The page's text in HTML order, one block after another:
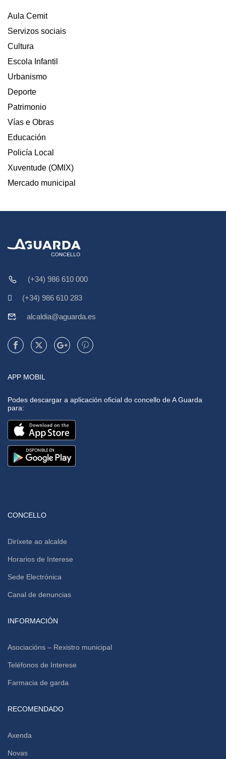
Aula Cemit
Servizos sociais
Cultura
Escola Infantil
Urbanismo
Deporte
Patrimonio
Vías e Obras
Educación
Policía Local
Xuventude (OMIX)
Mercado municipal
(+34) 986 610 000
(+34) 986 610 283
alcaldia@aguarda.es
APP MOBIL
Podes descargar a aplicación oficial do concello de A Guarda
para:
CONCELLO
Diríxete ao alcalde
Horarios de Interese
Sede Electrónica
Canal de denuncias
INFORMACIÓN
Asociacións – Rexistro municipal
Teléfonos de Interese
Farmacia de garda
RECOMENDADO
Axenda
Novas